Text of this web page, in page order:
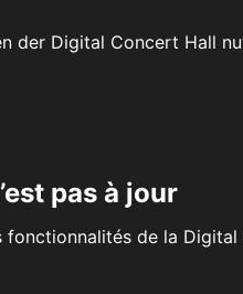
der Digital Concert Hall
pas à jour
de la Digital